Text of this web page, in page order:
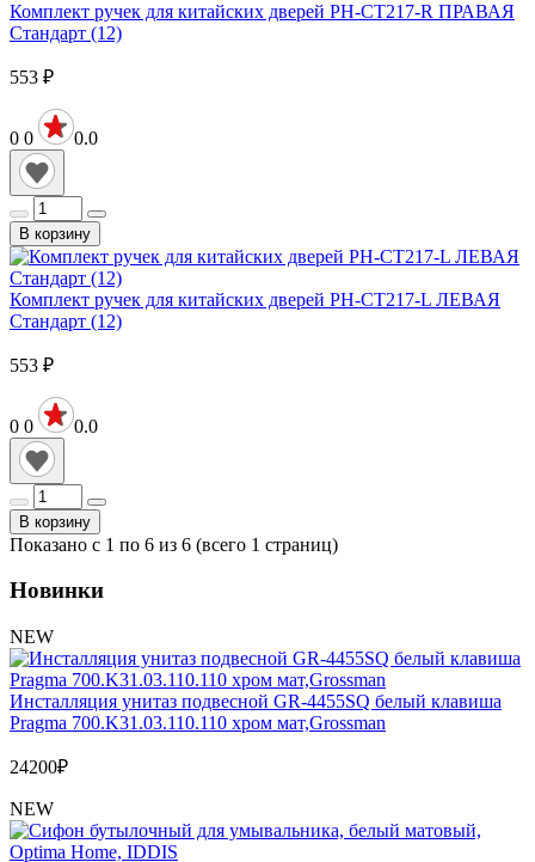
Комплект ручек для китайских дверей PH-СТ217-R ПРАВАЯ
Стандарт (12)
553 ₽
0 0 0.0
В корзину
Комплект ручек для китайских дверей PH-СТ217-L ЛЕВАЯ
Стандарт (12)
553 ₽
0 0 0.0
В корзину
Показано с 1 по 6 из 6 (всего 1 страниц)
Новинки
NEW
Инсталляция унитаз подвесной GR-4455SQ белый клавиша
Pragma 700.K31.03.110.110 хром мат,Grossman
24200₽
NEW